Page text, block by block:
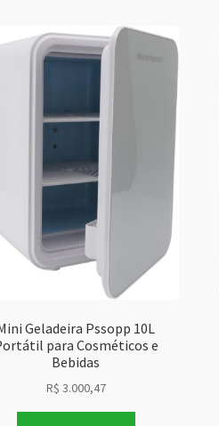
Geladeira Pssopp 10L
para Cosméticos e
Bebidas
R$ 3.000,47